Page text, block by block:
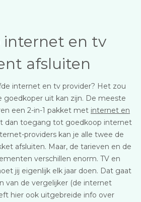
internet en tv
afsluiten
internet en tv provider? Het zou
goedkoper uit kan zijn. De meeste
een 2-in-1 pakket met internet en
dan toegang tot goedkoop internet
providers kan je alle twee de
afsluiten. Maar, de tarieven en de
verschillen enorm. TV en
jij eigenlijk elk jaar doen. Dat gaat
van de vergelijker (de internet
hier ook uitgebreide info over